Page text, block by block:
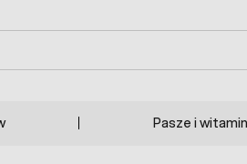
Pasze i